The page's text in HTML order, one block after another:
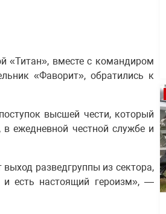
«Титан», вместе с командиром
«Фаворит», обратились к
высшей чести, который
ежедневной честной службе и
разведгруппы из сектора,
есть настоящий героизм», —